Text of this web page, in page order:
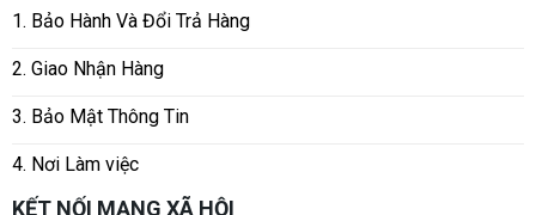
1. Bảo Hành Và Đổi Trả Hàng
2. Giao Nhận Hàng
3. Bảo Mật Thông Tin
4. Nơi Làm việc
KẾT NỐI MẠNG XÃ HỘI